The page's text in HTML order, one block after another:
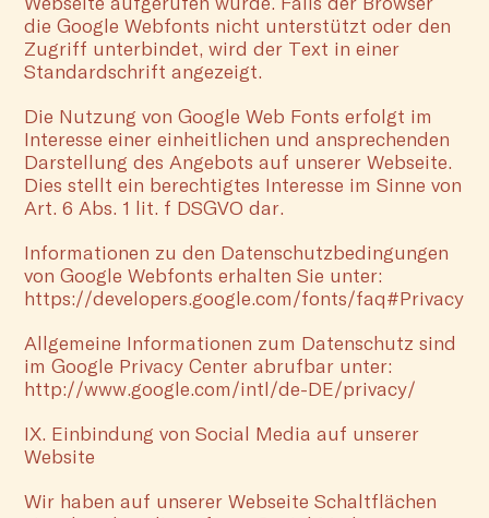
die Google Webfonts nicht unterstützt oder den
Zugriff unterbindet, wird der Text in einer
Standardschrift angezeigt.
Die Nutzung von Google Web Fonts erfolgt im
Interesse einer einheitlichen und ansprechenden
Darstellung des Angebots auf unserer Webseite.
Dies stellt ein berechtigtes Interesse im Sinne von
Art. 6 Abs. 1 lit. f DSGVO dar.
Informationen zu den Datenschutzbedingungen
von Google Webfonts erhalten Sie unter:
https://developers.google.com/fonts/faq#Privacy
Allgemeine Informationen zum Datenschutz sind
im Google Privacy Center abrufbar unter:
http://www.google.com/intl/de-DE/privacy/
IX. Einbindung von Social Media auf unserer
Website
Wir haben auf unserer Webseite Schaltflächen